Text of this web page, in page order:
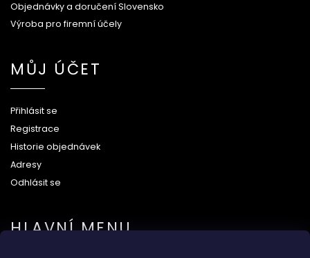
Objednávky a doručení Slovensko
Výroba pro firemní účely
MŮJ ÚČET
Přihlásit se
Registrace
Historie objednávek
Adresy
Odhlásit se
HLAVNÍ MENU